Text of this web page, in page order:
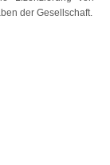
der Gesellschaft.